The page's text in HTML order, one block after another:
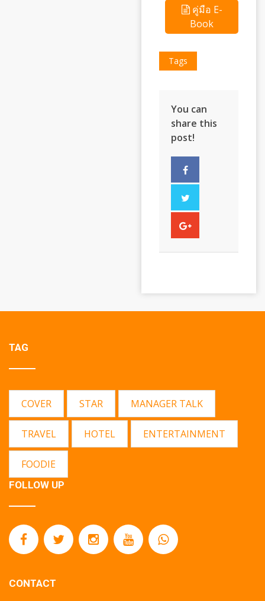
คู่มือ E-
Book
Tags
You can
share this
post!
TAG
COVER STAR MANAGER TALK
TRAVEL HOTEL ENTERTAINMENT
FOODIE
FOLLOW UP
CONTACT